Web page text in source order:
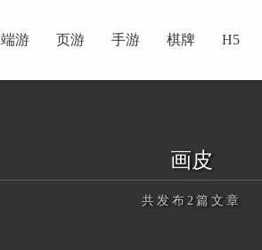
端游 页游 手游 棋牌 H5
画皮
共发布2篇文章